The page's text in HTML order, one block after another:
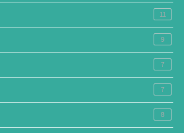
11
9
7
7
8